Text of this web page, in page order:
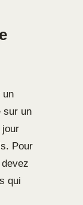
un
sur un
jour
Pour
qui